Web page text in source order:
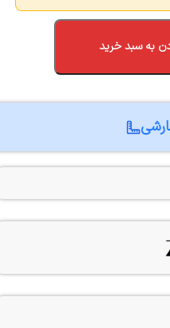
به سبد خرید